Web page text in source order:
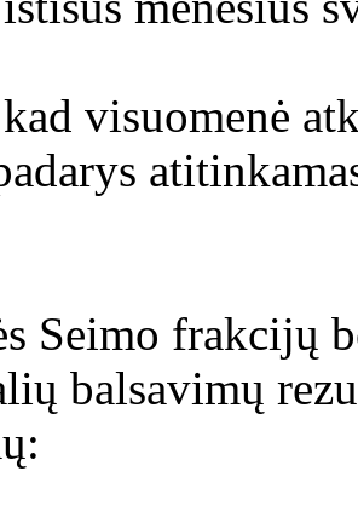
visuomenė
Seimo frakcijų
balsavimų